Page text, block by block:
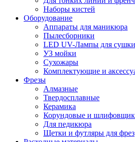
Наборы кистей
Оборудование
Аппараты для маникюра
Пылесборники
LED UV-Лампы для сушки
УЗ мойки
Сухожары
Комплектующие и
Фрезы
Алмазные
Твердосплавные
Керамика
Корундовые и
Для педикюра
Щетки и футляры для фрез